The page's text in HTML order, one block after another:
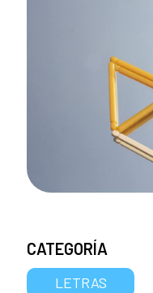
CATEGORÍA
LETRAS